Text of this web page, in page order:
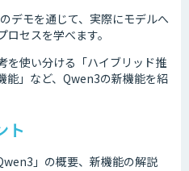
デモを通じて、実際にモデルへ
セスを学べます。
を使い分ける「ハイブリッド推
能」など、Qwen3の新機能を紹
ト
」の概要、新機能の解説